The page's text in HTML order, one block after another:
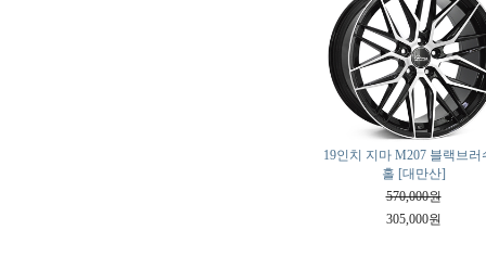
19인치 지마 M207 블랙브러
홀 [대만산]
570,000원
305,000원